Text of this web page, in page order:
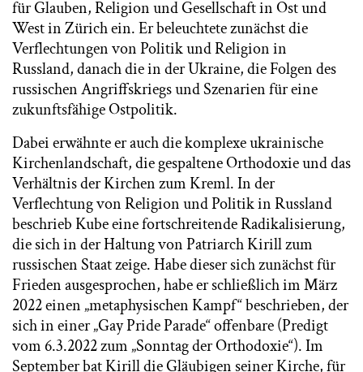
für Glauben, Religion und Gesellschaft in Ost und
West in Zürich ein. Er beleuchtete zunächst die
Verflechtungen von Politik und Religion in
Russland, danach die in der Ukraine, die Folgen des
russischen Angriffskriegs und Szenarien für eine
zukunftsfähige Ostpolitik.
Dabei erwähnte er auch die komplexe ukrainische
Kirchenlandschaft, die gespaltene Orthodoxie und das
Verhältnis der Kirchen zum Kreml. In der
Verflechtung von Religion und Politik in Russland
beschrieb Kube eine fortschreitende Radikalisierung,
die sich in der Haltung von Patriarch Kirill zum
russischen Staat zeige. Habe dieser sich zunächst für
Frieden ausgesprochen, habe er schließlich im März
2022 einen „metaphysischen Kampf“ beschrieben, der
sich in einer „Gay Pride Parade“ offenbare (Predigt
vom 6.3.2022 zum „Sonntag der Orthodoxie“). Im
September bat Kirill die Gläubigen seiner Kirche, für